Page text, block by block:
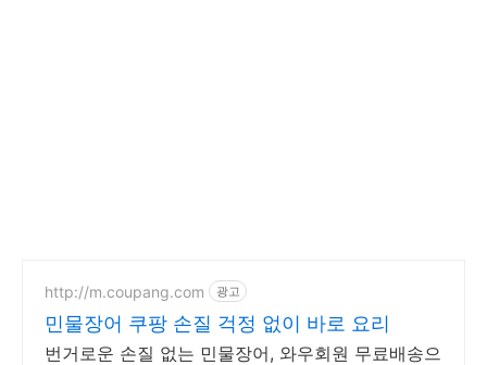
http://m.coupang.com 광고
민물장어 쿠팡 손질 걱정 없이 바로 요리
번거로운 손질 없는 민물장어, 와우회원 무료배송으